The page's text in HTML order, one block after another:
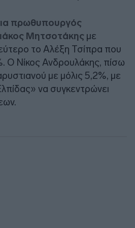
πρωθυπουργός
Μητσοτάκης με
το Αλέξη Τσίπρα που
Ο Νίκος Ανδρουλάκης, πίσω
με μόλις 5,2%, με
να συγκεντρώνει